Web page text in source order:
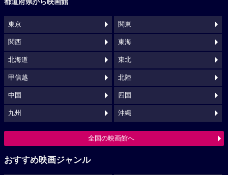
東京 関東
関西 東海
北海道 東北
甲信越 北陸
中国 四国
九州 沖縄
全国の映画館へ
おすすめ映画ジャンル